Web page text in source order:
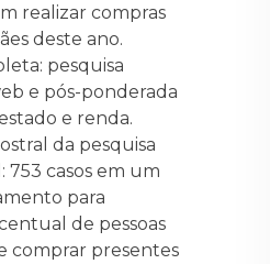
realizar compras
deste ano.
pesquisa
e pós-ponderada
e renda.
da pesquisa
753 casos em um
para
de pessoas
comprar presentes